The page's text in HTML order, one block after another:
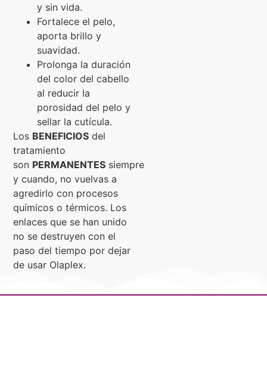
y sin vida.
Fortalece el pelo,
aporta brillo y
suavidad.
Prolonga la duración
del color del cabello
al reducir la
porosidad del pelo y
sellar la cutícula.
Los BENEFICIOS del
tratamiento
son PERMANENTES siempre
y cuando, no vuelvas a
agredirlo con procesos
químicos o térmicos. Los
enlaces que se han unido
no se destruyen con el
paso del tiempo por dejar
de usar Olaplex.